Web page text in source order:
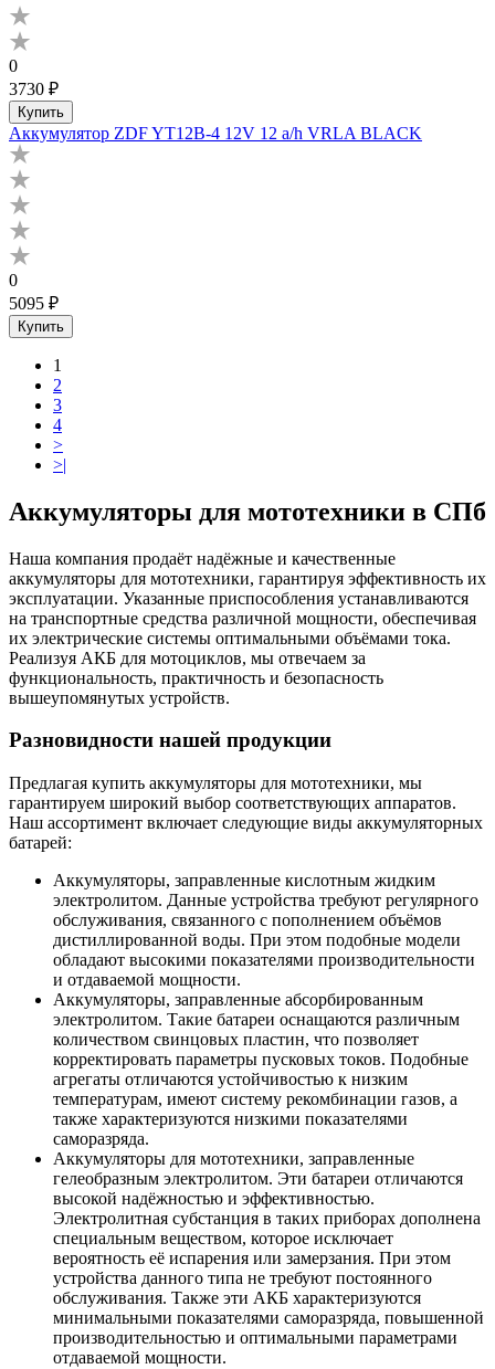
0
3730 ₽
Купить
Аккумулятор ZDF YT12B-4 12V 12 a/h VRLA BLACK
0
5095 ₽
Купить
1
2
3
4
>
>|
Аккумуляторы для мототехники в СПб
Наша компания продаёт надёжные и качественные
аккумуляторы для мототехники, гарантируя эффективность их
эксплуатации. Указанные приспособления устанавливаются
на транспортные средства различной мощности, обеспечивая
их электрические системы оптимальными объёмами тока.
Реализуя АКБ для мотоциклов, мы отвечаем за
функциональность, практичность и безопасность
вышеупомянутых устройств.
Разновидности нашей продукции
Предлагая купить аккумуляторы для мототехники, мы
гарантируем широкий выбор соответствующих аппаратов.
Наш ассортимент включает следующие виды аккумуляторных
батарей:
Аккумуляторы, заправленные кислотным жидким
электролитом. Данные устройства требуют регулярного
обслуживания, связанного с пополнением объёмов
дистиллированной воды. При этом подобные модели
обладают высокими показателями производительности
и отдаваемой мощности.
Аккумуляторы, заправленные абсорбированным
электролитом. Такие батареи оснащаются различным
количеством свинцовых пластин, что позволяет
корректировать параметры пусковых токов. Подобные
агрегаты отличаются устойчивостью к низким
температурам, имеют систему рекомбинации газов, а
также характеризуются низкими показателями
саморазряда.
Аккумуляторы для мототехники, заправленные
гелеобразным электролитом. Эти батареи отличаются
высокой надёжностью и эффективностью.
Электролитная субстанция в таких приборах дополнена
специальным веществом, которое исключает
вероятность её испарения или замерзания. При этом
устройства данного типа не требуют постоянного
обслуживания. Также эти АКБ характеризуются
минимальными показателями саморазряда, повышенной
производительностью и оптимальными параметрами
отдаваемой мощности.